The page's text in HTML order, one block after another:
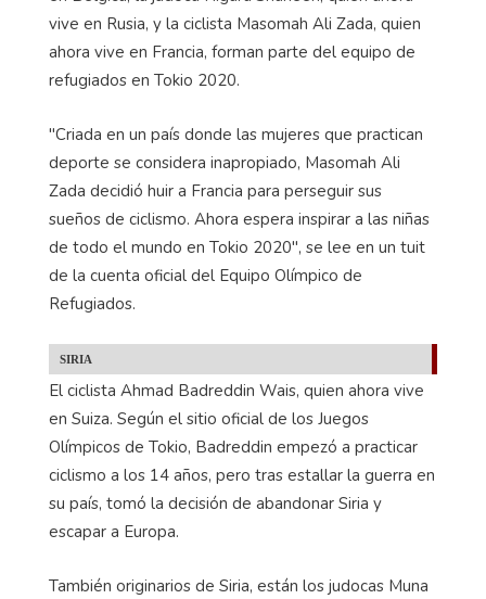
vive en Rusia, y la ciclista Masomah Ali Zada, quien
ahora vive en Francia, forman parte del equipo de
refugiados en Tokio 2020.
"Criada en un país donde las mujeres que practican
deporte se considera inapropiado, Masomah Ali
Zada decidió huir a Francia para perseguir sus
sueños de ciclismo. Ahora espera inspirar a las niñas
de todo el mundo en Tokio 2020", se lee en un tuit
de la cuenta oficial del Equipo Olímpico de
Refugiados.
SIRIA
El ciclista Ahmad Badreddin Wais, quien ahora vive
en Suiza. Según el sitio oficial de los Juegos
Olímpicos de Tokio, Badreddin empezó a practicar
ciclismo a los 14 años, pero tras estallar la guerra en
su país, tomó la decisión de abandonar Siria y
escapar a Europa.
También originarios de Siria, están los judocas Muna